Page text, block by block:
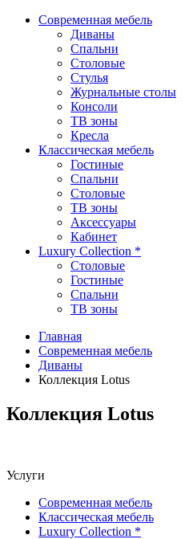
Современная мебель
Диваны
Спальни
Столовые
Стулья
Журнальные столы
Консоли
ТВ зоны
Кресла
Классическая мебель
Гостиные
Спальни
Столовые
TВ зоны
Аксессуары
Кабинет
Luxury Collection *
Столовые
Гостиные
Спальни
TB зоны
Главная
Современная мебель
Диваны
Коллекция Lotus
Коллекция Lotus
Услуги
Современная мебель
Классическая мебель
Luxury Collection *